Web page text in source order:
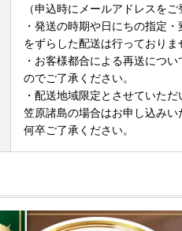
（申込時にメールアドレスを
・発送の時期や日にちの指定
をずらした配送は行っておりま
・お客様都合による再送につ
のでご了承ください。
・配送地域限定とさせていた
笠原諸島の場合はお申し込みい
何卒ご了承ください。